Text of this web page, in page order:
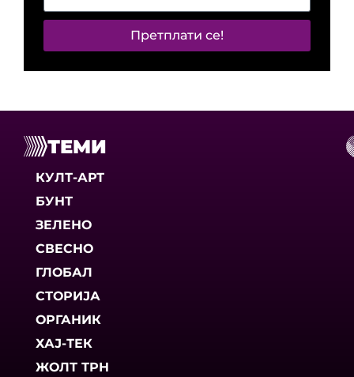
Претплати се!
ТЕМИ
КУЛТ-АРТ
БУНТ
ЗЕЛЕНО
СВЕСНО
ГЛОБАЛ
СТОРИЈА
ОРГАНИК
ХАЈ-ТЕК
ЖОЛТ ТРН